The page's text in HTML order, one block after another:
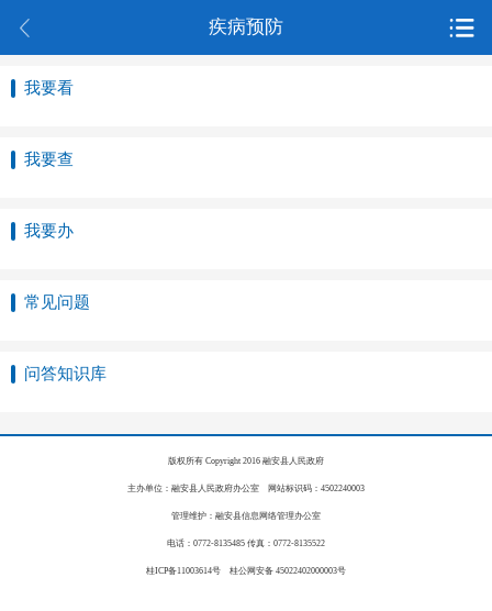
疾病预防
我要看
我要查
我要办
常见问题
问答知识库
版权所有 Copyright 2016 融安县人民政府
主办单位：融安县人民政府办公室 网站标识码：4502240003
管理维护：融安县信息网络管理办公室
电话：0772-8135485 传真：0772-8135522
桂ICP备11003614号 桂公网安备 45022402000003号